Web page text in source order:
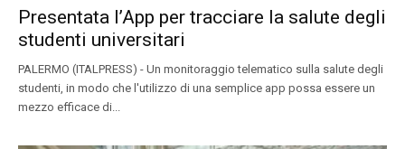
Presentata l’App per tracciare la salute degli
studenti universitari
PALERMO (ITALPRESS) - Un monitoraggio telematico sulla salute degli
studenti, in modo che l'utilizzo di una semplice app possa essere un
mezzo efficace di...